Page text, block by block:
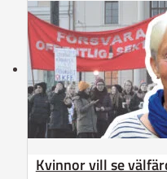
Kvinnor vill se